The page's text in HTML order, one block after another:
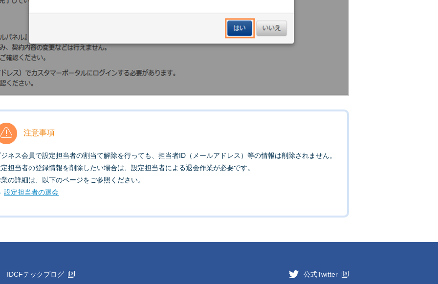
注意事項
ネス会員で設定担当者の割当て解除を行っても、担当者ID（メールアドレス）等の情報は削除されません。
担当者の登録情報を削除したい場合は、設定担当者による退会作業が必要です。
の詳細は、以下のページをご参照ください。
設定担当者の退会
IDCFテックブログ 公式Twitter